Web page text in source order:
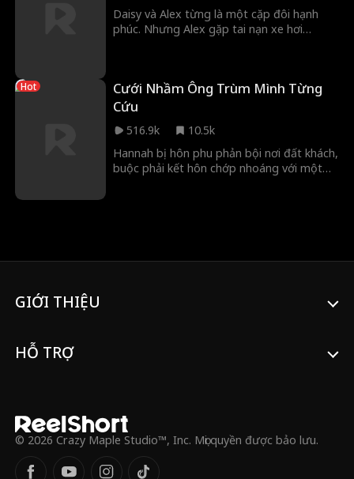
Daisy và Alex từng là một cặp đôi hạnh
phúc. Nhưng Alex gặp tai nạn xe hơi
Alex, lúc này đã mất đi trí nhớ và trở nên
ngây ngô. Hai mẹ con quyết định đưa anh
cánh trừng trị kẻ xấu và dần tháo gỡ mọi
hiểu lầm trong quá khứ.
Hot
Cưới Nhầm Ông Trùm Mình Từng
Cứu
516.9k
10.5k
Hannah bị hôn phu phản bội nơi đất khách,
buộc phải kết hôn chớp nhoáng với một
GIỚI THIỆU
HỖ TRỢ
© 2026 Crazy Maple Studio™, Inc. Mọi quyền được bảo lưu.